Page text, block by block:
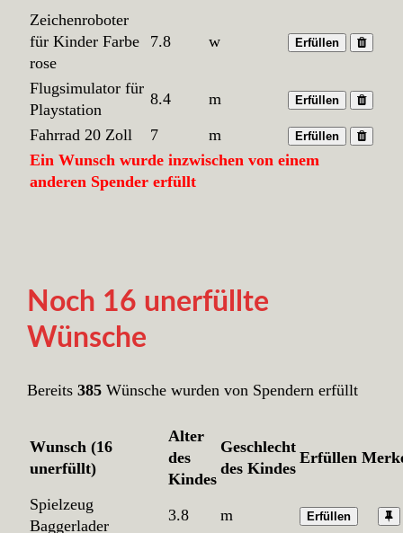
Zeichenroboter
für Kinder Farbe
rose
7.8 w Erfüllen
Flugsimulator für
Playstation
8.4 m Erfüllen
Fahrrad 20 Zoll 7 m Erfüllen
Ein Wunsch wurde inzwischen von einem
anderen Spender erfüllt
Noch 16 unerfüllte
Wünsche
Bereits 385Wünsche wurden von Spendern erfüllt
Wunsch (16
unerfüllt)
Alter
des
Kindes
Geschlecht
des Kindes
Erfüllen
Spielzeug
Baggerlader
3.8 m Erfüllen